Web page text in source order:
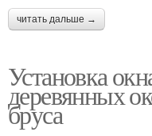
читать дальше →
Установка
деревянных
бруса